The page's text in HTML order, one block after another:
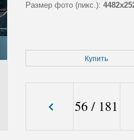
Размер фото (пикс.):
Купить
56 / 181